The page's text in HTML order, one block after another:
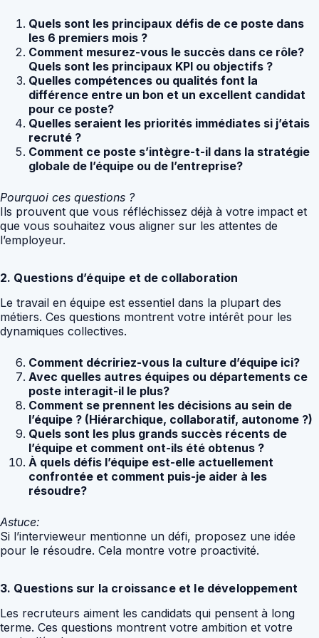
Quels sont les principaux défis de ce poste dans
les 6 premiers mois ?
Comment mesurez-vous le succès dans ce rôle?
Quels sont les principaux KPI ou objectifs ?
Quelles compétences ou qualités font la
différence entre un bon et un excellent candidat
pour ce poste?
Quelles seraient les priorités immédiates si j’étais
recruté ?
Comment ce poste s’intègre-t-il dans la stratégie
globale de l’équipe ou de l’entreprise?
Pourquoi ces questions ?
Ils prouvent que vous réfléchissez déjà à votre impact et
que vous souhaitez vous aligner sur les attentes de
l’employeur.
2. Questions d’équipe et de collaboration
Le travail en équipe est essentiel dans la plupart des
métiers. Ces questions montrent votre intérêt pour les
dynamiques collectives.
Comment décririez-vous la culture d’équipe ici?
Avec quelles autres équipes ou départements ce
poste interagit-il le plus?
Comment se prennent les décisions au sein de
l’équipe ? (Hiérarchique, collaboratif, autonome ?)
Quels sont les plus grands succès récents de
l’équipe et comment ont-ils été obtenus ?
À quels défis l’équipe est-elle actuellement
confrontée et comment puis-je aider à les
résoudre?
Astuce:
Si l’intervieweur mentionne un défi, proposez une idée
pour le résoudre. Cela montre votre proactivité.
3. Questions sur la croissance et le développement
Les recruteurs aiment les candidats qui pensent à long
terme. Ces questions montrent votre ambition et votre